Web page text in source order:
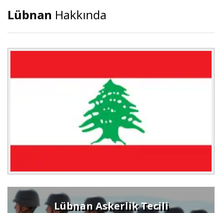
Lübnan Hakkında
Lübnan Askerlik Tecili